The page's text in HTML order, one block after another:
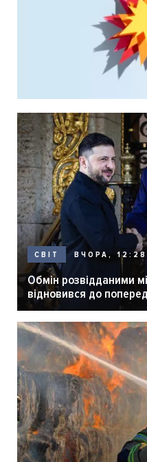
СВІТ ВЧОРА, 12:28
Обмін розвідданими
відновився до